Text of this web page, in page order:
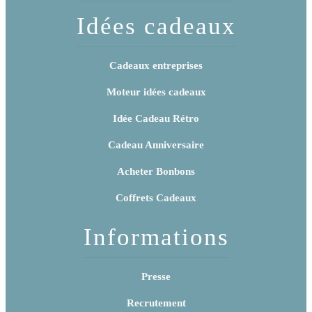
Idées cadeaux
Cadeaux entreprises
Moteur idées cadeaux
Idée Cadeau Rétro
Cadeau Anniversaire
Acheter Bonbons
Coffrets Cadeaux
Informations
Presse
Recrutement